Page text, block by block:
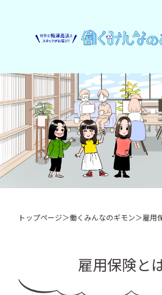
トップページ＞働くみんなのギモン＞雇用
雇用保険と